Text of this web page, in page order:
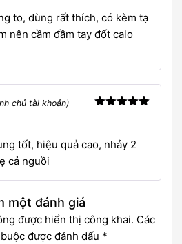
to, dùng rất thích, có kèm tạ
nên cầm đầm tay đốt calo
chủ tài khoản) –
tốt, hiệu quả cao, nhảy 2
cả nguồi
một đánh giá
được hiển thị công khai. Các
được đánh dấu *